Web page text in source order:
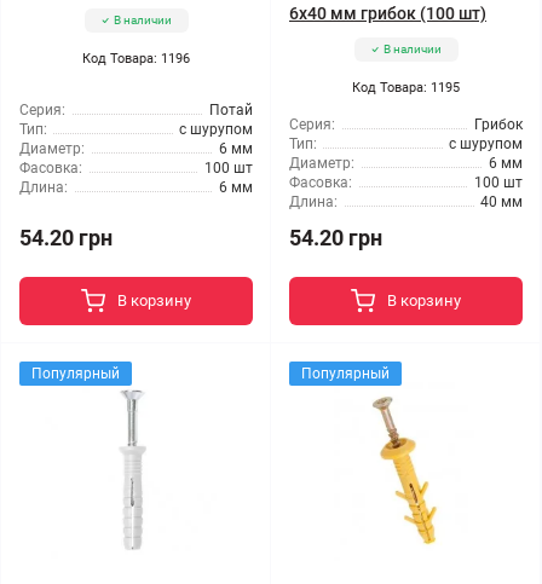
В наличии
Код Товара: 1196
Серия:
Потай
Тип:
с шурупом
Диаметр:
6 мм
Фасовка:
100 шт
Длина:
6 мм
54.20 грн
В корзину
6x40 мм грибок (100 шт)
В наличии
Код Товара: 1195
Серия:
Грибок
Тип:
с шурупом
Диаметр:
6 мм
Фасовка:
100 шт
Длина:
40 мм
54.20 грн
В корзину
Популярный Популярный